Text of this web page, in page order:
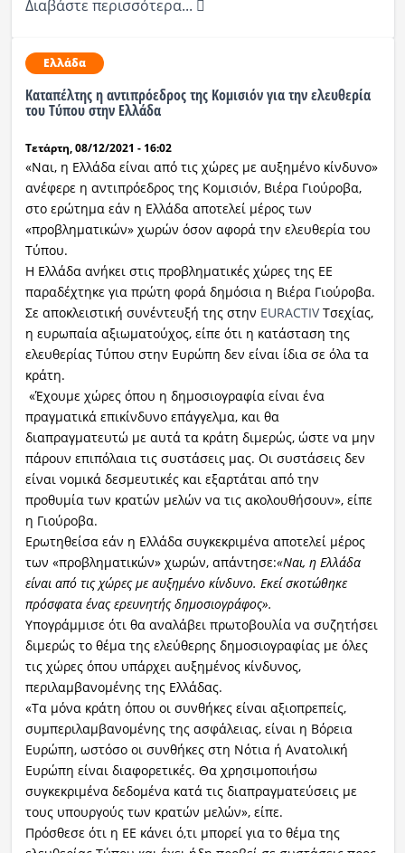
Διαβάστε περισσότερα...
Ελλάδα
Καταπέλτης η αντιπρόεδρος της Κομισιόν για την ελευθερία
του Τύπου στην Ελλάδα
Τετάρτη, 08/12/2021 - 16:02
«Ναι, η Ελλάδα είναι από τις χώρες με αυξημένο κίνδυνο»
ανέφερε η αντιπρόεδρος της Κομισιόν, Βιέρα Γιούροβα,
στο ερώτημα εάν η Ελλάδα αποτελεί μέρος των
«προβληματικών» χωρών όσον αφορά την ελευθερία του
Τύπου.
Η Ελλάδα ανήκει στις προβληματικές χώρες της ΕΕ
παραδέχτηκε για πρώτη φορά δημόσια η Βιέρα Γιούροβα.
Σε αποκλειστική συνέντευξή της στην EURACTIVΤσεχίας,
η ευρωπαία αξιωματούχος, είπε ότι η κατάσταση της
ελευθερίας Τύπου στην Ευρώπη δεν είναι ίδια σε όλα τα
κράτη.
«Έχουμε χώρες όπου η δημοσιογραφία είναι ένα
πραγματικά επικίνδυνο επάγγελμα, και θα
διαπραγματευτώ με αυτά τα κράτη διμερώς, ώστε να μην
πάρουν επιπόλαια τις συστάσεις μας. Οι συστάσεις δεν
είναι νομικά δεσμευτικές και εξαρτάται από την
προθυμία των κρατών μελών να τις ακολουθήσουν», είπε
η Γιούροβα.
Ερωτηθείσα εάν η Ελλάδα συγκεκριμένα αποτελεί μέρος
των «προβληματικών» χωρών, απάντησε:«Ναι, η Ελλάδα
είναι από τις χώρες με αυξημένο κίνδυνο. Εκεί σκοτώθηκε
πρόσφατα ένας ερευνητής δημοσιογράφος».
Υπογράμμισε ότι θα αναλάβει πρωτοβουλία να συζητήσει
διμερώς το θέμα της ελεύθερης δημοσιογραφίας με όλες
τις χώρες όπου υπάρχει αυξημένος κίνδυνος,
περιλαμβανομένης της Ελλάδας.
«Τα μόνα κράτη όπου οι συνθήκες είναι αξιοπρεπείς,
συμπεριλαμβανομένης της ασφάλειας, είναι η Βόρεια
Ευρώπη, ωστόσο οι συνθήκες στη Νότια ή Ανατολική
Ευρώπη είναι διαφορετικές. Θα χρησιμοποιήσω
συγκεκριμένα δεδομένα κατά τις διαπραγματεύσεις με
τους υπουργούς των κρατών μελών», είπε.
Πρόσθεσε ότι η ΕΕ κάνει ό,τι μπορεί για το θέμα της